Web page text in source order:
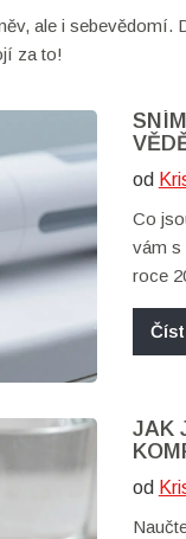
ale i sebevědomí.
za to!
od
Co
vám s
roce
JAK
od